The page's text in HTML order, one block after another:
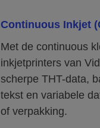
Continuous Inkjet
Met de continuous
inkjetprinters van
scherpe THT-data,
tekst en variabele
of verpakking.